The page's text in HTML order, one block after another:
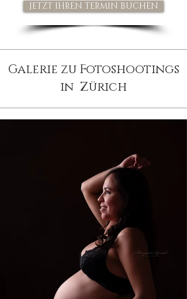
JETZT IHREN TERMIN BUCHEN
Galerie zu Fotoshootings
in Zürich